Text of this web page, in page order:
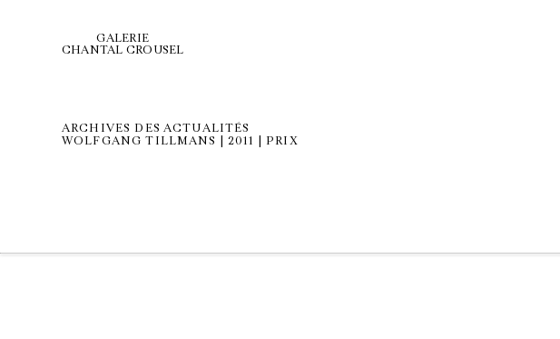
GALERIE
CHANTAL CROUSEL
ARCHIVES DES ACTUALITÉS
WOLFGANG TILLMANS | 2011 | PRIX